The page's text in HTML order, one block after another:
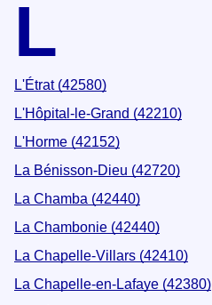
L
L'Étrat (42580)
L'Hôpital-le-Grand (42210)
L'Horme (42152)
La Bénisson-Dieu (42720)
La Chamba (42440)
La Chambonie (42440)
La Chapelle-Villars (42410)
La Chapelle-en-Lafaye (42380)